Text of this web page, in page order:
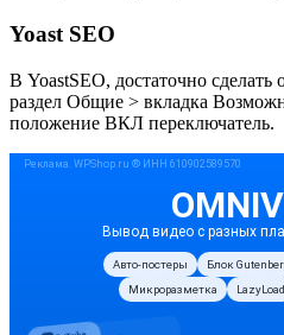
Yoast SEO
В YoastSEO, достаточно
раздел Общие > вкладка
положение ВКЛ переключатель.